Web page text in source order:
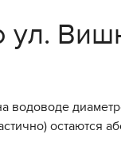
ул.
водоводе
остаются